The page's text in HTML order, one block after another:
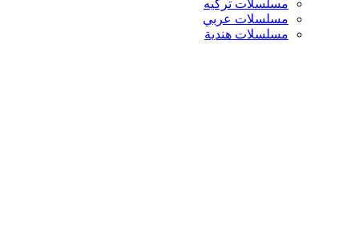
مسلسلات تركيه
مسلسلات عربي
مسلسلات هندية